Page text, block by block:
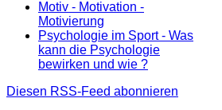
Motiv - Motivation -
Motivierung
Psychologie im Sport - Was
kann die Psychologie
bewirken und wie ?
Diesen RSS-Feed abonnieren